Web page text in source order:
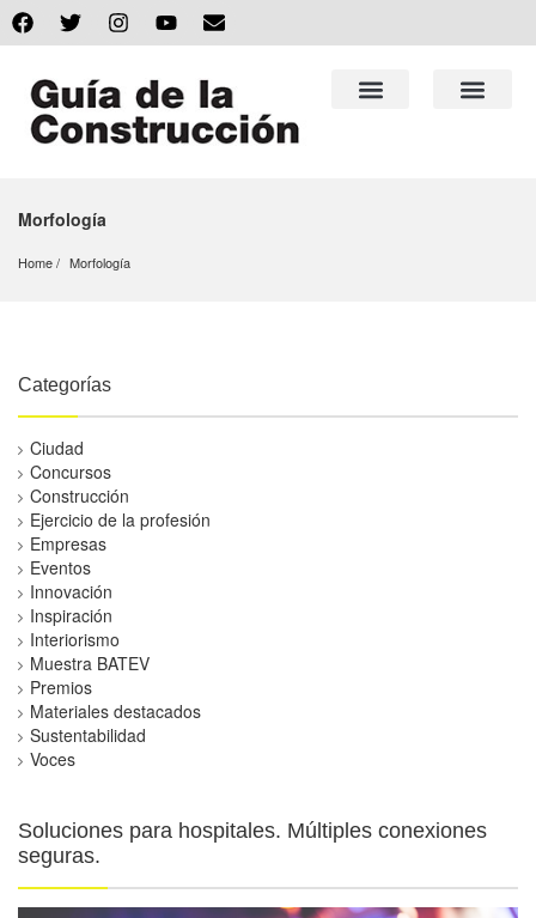
Morfología
Home Morfología
Categorías
Ciudad
Concursos
Construcción
Ejercicio de la profesión
Empresas
Eventos
Innovación
Inspiración
Interiorismo
Muestra BATEV
Premios
Materiales destacados
Sustentabilidad
Voces
Soluciones para hospitales. Múltiples conexiones
seguras.